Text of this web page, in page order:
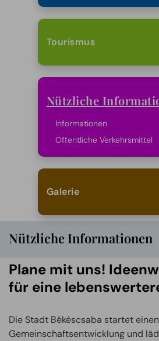
Tourismus
Nützliche
Informationen
Öffentliche Verkehrsmittel
Galerie
Nützliche Informationen
Plane mit uns!
für eine
Die Stadt Békéscsaba startet
Gemeinschaftsentwicklung und